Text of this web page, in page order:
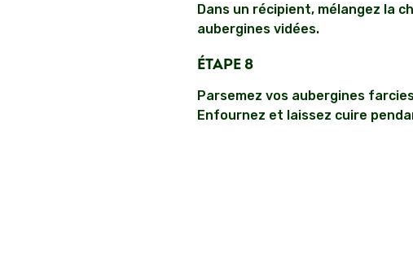
Dans un récipient, mélangez la
aubergines vidées.
ÉTAPE 8
Parsemez vos aubergines
Enfournez et laissez cuire